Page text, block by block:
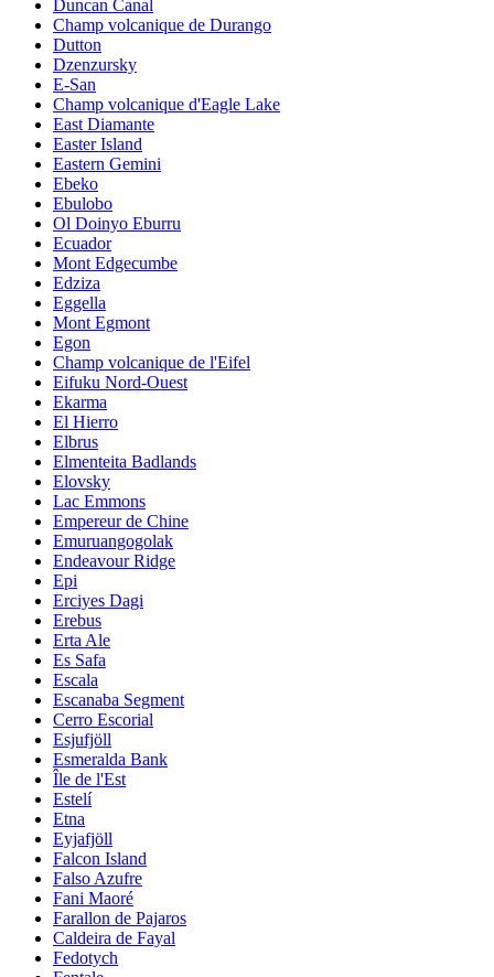
Duncan Canal
Champ volcanique de Durango
Dutton
Dzenzursky
E-San
Champ volcanique d'Eagle Lake
East Diamante
Easter Island
Eastern Gemini
Ebeko
Ebulobo
Ol Doinyo Eburru
Ecuador
Mont Edgecumbe
Edziza
Eggella
Mont Egmont
Egon
Champ volcanique de l'Eifel
Eifuku Nord-Ouest
Ekarma
El Hierro
Elbrus
Elmenteita Badlands
Elovsky
Lac Emmons
Empereur de Chine
Emuruangogolak
Endeavour Ridge
Epi
Erciyes Dagi
Erebus
Erta Ale
Es Safa
Escala
Escanaba Segment
Cerro Escorial
Esjufjöll
Esmeralda Bank
Île de l'Est
Estelí
Etna
Eyjafjöll
Falcon Island
Falso Azufre
Fani Maoré
Farallon de Pajaros
Caldeira de Fayal
Fedotych